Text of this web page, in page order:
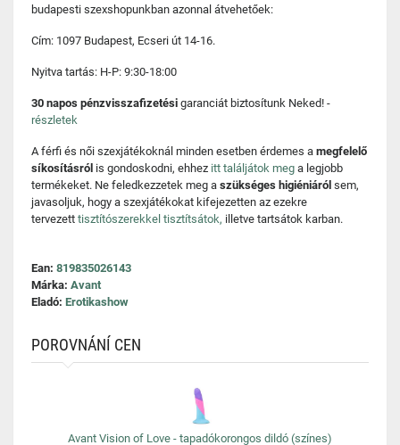
budapesti szexshopunkban azonnal átvehetőek:
Cím: 1097 Budapest, Ecseri út 14-16.
Nyitva tartás: H-P: 9:30-18:00
30 napos pénzvisszafizetési garanciát biztosítunk Neked! -
részletek
A férfi és női szexjátékoknál minden esetben érdemes a megfelelő
síkosításról is gondoskodni, ehhez itt találjátok meg a legjobb
termékeket. Ne feledkezzetek meg a szükséges higiéniáról sem,
javasoljuk, hogy a szexjátékokat kifejezetten az ezekre
tervezett tisztítószerekkel tisztítsátok, illetve tartsátok karban.
Ean: 819835026143
Márka: Avant
Eladó: Erotikashow
POROVNÁNÍ CEN
Avant Vision of Love - tapadókorongos dildó (színes)